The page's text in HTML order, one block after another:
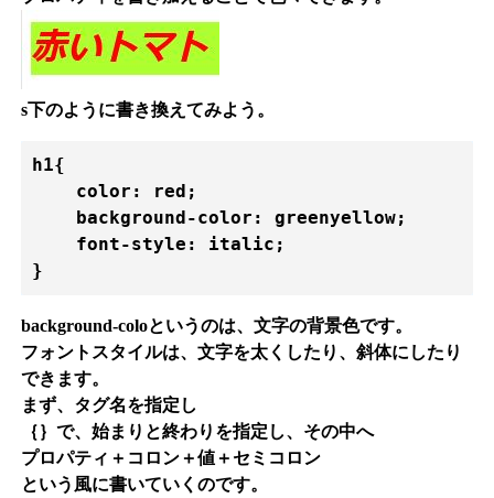
s下のように書き換えてみよう。
h1{
    color: red;
    background-color: greenyellow;
    font-style: italic;
background-coloというのは、文字の背景色です。
フォントスタイルは、文字を太くしたり、斜体にしたり
できます。
まず、タグ名を指定し
｛｝で、始まりと終わりを指定し、その中へ
プロパティ＋コロン＋値＋セミコロン
という風に書いていくのです。